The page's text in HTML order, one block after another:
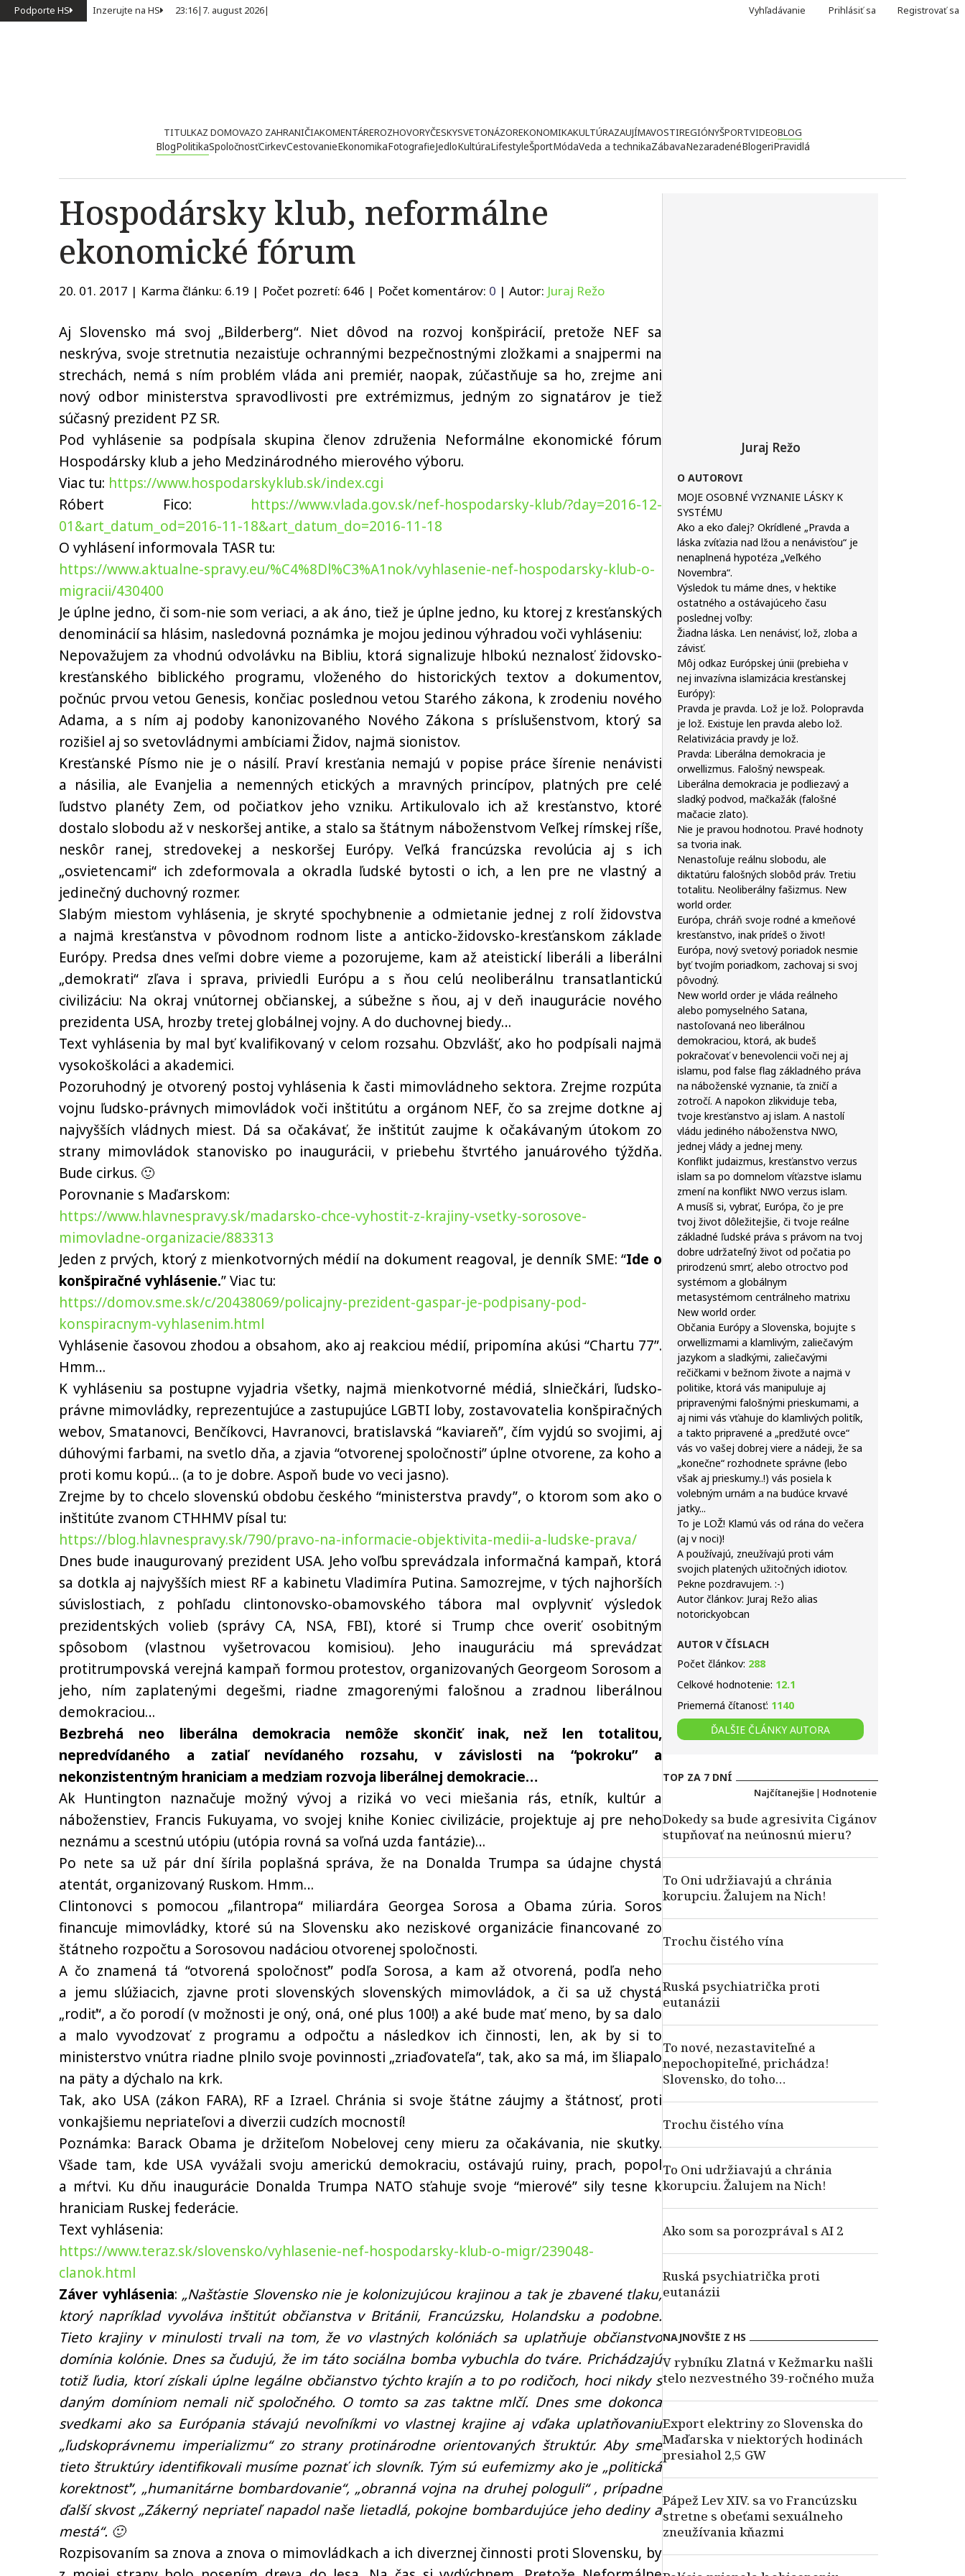
Podporte HS Inzerujte na HS 23:16| 7. august 2026| Vyhľadávanie Prihlásiť sa Registrovať sa
TITULKAZ DOMOVAZO ZAHRANIČIAKOMENTÁREROZHOVORYČESKYSVETONÁZOREKONOMIKAKULTÚRAZAUJÍMAVOSTIREGIÓNYŠPORTVIDEOBLOG
BlogPolitikaSpoločnosťCirkevCestovanieEkonomikaFotografieJedloKultúraLifestyleŠportMódaVeda a technikaZábavaNezaradenéBlogeriPravidlá
Hospodársky klub, neformálne
ekonomické fórum
20. 01. 2017 | Karma článku: 6.19 | Počet pozretí: 646 | Počet komentárov: 0 | Autor: Juraj Režo
Aj Slovensko má svoj „Bilderberg“. Niet dôvod na rozvoj konšpirácií, pretože NEF sa
neskrýva, svoje stretnutia nezaisťuje ochrannými bezpečnostnými zložkami a snajpermi na
strechách, nemá s ním problém vláda ani premiér, naopak, zúčastňuje sa ho, zrejme ani
nový odbor ministerstva spravodlivosti pre extrémizmus, jedným zo signatárov je tiež
súčasný prezident PZ SR.
Pod vyhlásenie sa podpísala skupina členov združenia Neformálne ekonomické fórum
Hospodársky klub a jeho Medzinárodného mierového výboru.
Viac tu: https://www.hospodarskyklub.sk/index.cgi
Róbert Fico: https://www.vlada.gov.sk/nef-hospodarsky-klub/?day=2016-12-
01&art_datum_od=2016-11-18&art_datum_do=2016-11-18
O vyhlásení informovala TASR tu:
https://www.aktualne-spravy.eu/%C4%8Dl%C3%A1nok/vyhlasenie-nef-hospodarsky-klub-o-
migracii/430400
Je úplne jedno, či som-nie som veriaci, a ak áno, tiež je úplne jedno, ku ktorej z kresťanských
denominácií sa hlásim, nasledovná poznámka je mojou jedinou výhradou voči vyhláseniu:
Nepovažujem za vhodnú odvolávku na Bibliu, ktorá signalizuje hlbokú neznalosť židovsko-
kresťanského biblického programu, vloženého do historických textov a dokumentov,
počnúc prvou vetou Genesis, končiac poslednou vetou Starého zákona, k zrodeniu nového
Adama, a s ním aj podoby kanonizovaného Nového Zákona s príslušenstvom, ktorý sa
rozišiel aj so svetovládnymi ambíciami Židov, najmä sionistov.
Kresťanské Písmo nie je o násilí. Praví kresťania nemajú v popise práce šírenie nenávisti
a násilia, ale Evanjelia a nemenných etických a mravných princípov, platných pre celé
ľudstvo planéty Zem, od počiatkov jeho vzniku. Artikulovalo ich až kresťanstvo, ktoré
dostalo slobodu až v neskoršej antike, a stalo sa štátnym náboženstvom Veľkej rímskej ríše,
neskôr ranej, stredovekej a neskoršej Európy. Veľká francúzska revolúcia aj s ich
„osvietencami“ ich zdeformovala a okradla ľudské bytosti o ich, a len pre ne vlastný a
jedinečný duchovný rozmer.
Slabým miestom vyhlásenia, je skryté spochybnenie a odmietanie jednej z rolí židovstva
a najmä kresťanstva v pôvodnom rodnom liste a anticko-židovsko-kresťanskom základe
Európy. Predsa dnes veľmi dobre vieme a pozorujeme, kam až ateistickí liberáli a liberálni
„demokrati“ zľava i sprava, priviedli Európu a s ňou celú neoliberálnu transatlantickú
civilizáciu: Na okraj vnútornej občianskej, a súbežne s ňou, aj v deň inaugurácie nového
prezidenta USA, hrozby tretej globálnej vojny. A do duchovnej biedy…
Text vyhlásenia by mal byť kvalifikovaný v celom rozsahu. Obzvlášť, ako ho podpísali najmä
vysokoškoláci a akademici.
Pozoruhodný je otvorený postoj vyhlásenia k časti mimovládneho sektora. Zrejme rozpúta
vojnu ľudsko-právnych mimovládok voči inštitútu a orgánom NEF, čo sa zrejme dotkne aj
najvyšších vládnych miest. Dá sa očakávať, že inštitút zaujme k očakávaným útokom zo
strany mimovládok stanovisko po inaugurácii, v priebehu štvrtého januárového týždňa.
Bude cirkus. 🙂
Porovnanie s Maďarskom:
https://www.hlavnespravy.sk/madarsko-chce-vyhostit-z-krajiny-vsetky-sorosove-
mimovladne-organizacie/883313
Jeden z prvých, ktorý z mienkotvorných médií na dokument reagoval, je denník SME: “Ide o
konšpiračné vyhlásenie.” Viac tu:
https://domov.sme.sk/c/20438069/policajny-prezident-gaspar-je-podpisany-pod-
konspiracnym-vyhlasenim.html
Vyhlásenie časovou zhodou a obsahom, ako aj reakciou médií, pripomína akúsi “Chartu 77”.
Hmm…
K vyhláseniu sa postupne vyjadria všetky, najmä mienkotvorné médiá, slniečkári, ľudsko-
právne mimovládky, reprezentujúce a zastupujúce LGBTI loby, zostavovatelia konšpiračných
webov, Smatanovci, Benčíkovci, Havranovci, bratislavská “kaviareň”, čím vyjdú so svojimi, aj
dúhovými farbami, na svetlo dňa, a zjavia “otvorenej spoločnosti” úplne otvorene, za koho a
proti komu kopú… (a to je dobre. Aspoň bude vo veci jasno).
Zrejme by to chcelo slovenskú obdobu českého “ministerstva pravdy”, o ktorom som ako o
inštitúte zvanom CTHHMV písal tu:
https://blog.hlavnespravy.sk/790/pravo-na-informacie-objektivita-medii-a-ludske-prava/
Dnes bude inaugurovaný prezident USA. Jeho voľbu sprevádzala informačná kampaň, ktorá
sa dotkla aj najvyšších miest RF a kabinetu Vladimíra Putina. Samozrejme, v tých najhorších
súvislostiach, z pohľadu clintonovsko-obamovského tábora mal ovplyvniť výsledok
prezidentských volieb (správy CA, NSA, FBI), ktoré si Trump chce overiť osobitným
spôsobom (vlastnou vyšetrovacou komisiou). Jeho inauguráciu má sprevádzať
protitrumpovská verejná kampaň formou protestov, organizovaných Georgeom Sorosom a
jeho, ním zaplatenými degešmi, riadne zmagorenými falošnou a zradnou liberálnou
demokraciou…
Bezbrehá neo liberálna demokracia nemôže skončiť inak, než len totalitou,
nepredvídaného a zatiaľ nevídaného rozsahu, v závislosti na “pokroku” a
nekonzistentným hraniciam a medziam rozvoja liberálnej demokracie…
Ak Huntington naznačuje možný vývoj a riziká vo veci miešania rás, etník, kultúr a
náboženstiev, Francis Fukuyama, vo svojej knihe Koniec civilizácie, projektuje aj pre neho
neznámu a scestnú utópiu (utópia rovná sa voľná uzda fantázie)…
Po nete sa už pár dní šírila poplašná správa, že na Donalda Trumpa sa údajne chystá
atentát, organizovaný Ruskom. Hmm…
Clintonovci s pomocou „filantropa“ miliardára Georgea Sorosa a Obama zúria. Soros
financuje mimovládky, ktoré sú na Slovensku ako neziskové organizácie financované zo
štátneho rozpočtu a Sorosovou nadáciou otvorenej spoločnosti.
A čo znamená tá “otvorená spoločnosť” podľa Sorosa, a kam až otvorená, podľa neho
a jemu slúžiacich, zjavne proti slovenských slovenských mimovládok, a či sa už chystá
„rodiť“, a čo porodí (v možnosti je oný, oná, oné plus 100!) a aké bude mať meno, by sa dalo
a malo vyvodzovať z programu a odpočtu a následkov ich činnosti, len, ak by si to
ministerstvo vnútra riadne plnilo svoje povinnosti „zriaďovateľa“, tak, ako sa má, im šliapalo
na päty a dýchalo na krk.
Tak, ako USA (zákon FARA), RF a Izrael. Chránia si svoje štátne záujmy a štátnosť, proti
vonkajšiemu nepriateľovi a diverzii cudzích mocností!
Poznámka: Barack Obama je držiteľom Nobelovej ceny mieru za očakávania, nie skutky.
Všade tam, kde USA vyvážali svoju americkú demokraciu, ostávajú ruiny, prach, popol
a mŕtvi. Ku dňu inaugurácie Donalda Trumpa NATO sťahuje svoje “mierové” sily tesne k
hraniciam Ruskej federácie.
Text vyhlásenia:
https://www.teraz.sk/slovensko/vyhlasenie-nef-hospodarsky-klub-o-migr/239048-
clanok.html
Záver vyhlásenia: „Našťastie Slovensko nie je kolonizujúcou krajinou a tak je zbavené tlaku,
ktorý napríklad vyvoláva inštitút občianstva v Británii, Francúzsku, Holandsku a podobne.
Tieto krajiny v minulosti trvali na tom, že vo vlastných kolóniách sa uplatňuje občianstvo
domínia kolónie. Dnes sa čudujú, že im táto sociálna bomba vybuchla do tváre. Prichádzajú
totiž ľudia, ktorí získali úplne legálne občianstvo týchto krajín a to po rodičoch, hoci nikdy s
daným domíniom nemali nič spoločného. O tomto sa zas taktne mlčí. Dnes sme dokonca
svedkami ako sa Európania stávajú nevoľníkmi vo vlastnej krajine aj vďaka uplatňovaniu
„ľudskoprávnemu imperializmu“ zo strany protinárodne orientovaných štruktúr. Aby sme
tieto štruktúry identifikovali musíme poznať ich slovník. Tým sú eufemizmy ako je „politická
korektnosť“, „humanitárne bombardovanie“, „obranná vojna na druhej pologuli“ , prípadne
ďalší skvost „Zákerný nepriateľ napadol naše lietadlá, pokojne bombardujúce jeho dediny a
mestá“. 🙂
Rozpisovaním sa znova a znova o mimovládkach a ich diverznej činnosti proti Slovensku, by
Juraj Režo
O AUTOROVI
MOJE OSOBNÉ VYZNANIE LÁSKY K
SYSTÉMU
Ako a eko ďalej? Okrídlené „Pravda a
láska zvíťazia nad lžou a nenávisťou“ je
nenaplnená hypotéza „Veľkého
Novembra“.
Výsledok tu máme dnes, v hektike
ostatného a ostávajúceho času
poslednej voľby:
Žiadna láska. Len nenávisť, lož, zloba a
závisť.
Môj odkaz Európskej únii (prebieha v
nej invazívna islamizácia kresťanskej
Európy):
Pravda je pravda. Lož je lož. Polopravda
je lož. Existuje len pravda alebo lož.
Relativizácia pravdy je lož.
Pravda: Liberálna demokracia je
orwellizmus. Falošný newspeak.
Liberálna demokracia je podliezavý a
sladký podvod, mačkažák (falošné
mačacie zlato).
Nie je pravou hodnotou. Pravé hodnoty
sa tvoria inak.
Nenastoľuje reálnu slobodu, ale
diktatúru falošných slobôd práv. Tretiu
totalitu. Neoliberálny fašizmus. New
world order.
Európa, chráň svoje rodné a kmeňové
kresťanstvo, inak prídeš o život!
Európa, nový svetový poriadok nesmie
byť tvojím poriadkom, zachovaj si svoj
pôvodný.
New world order je vláda reálneho
alebo pomyselného Satana,
nastoľovaná neo liberálnou
demokraciou, ktorá, ak budeš
pokračovať v benevolencii voči nej aj
islamu, pod false flag základného práva
na náboženské vyznanie, ťa zničí a
zotročí. A napokon zlikviduje teba,
tvoje kresťanstvo aj islam. A nastolí
vládu jediného náboženstva NWO,
jednej vlády a jednej meny.
Konflikt judaizmus, kresťanstvo verzus
islam sa po domnelom víťazstve islamu
zmení na konflikt NWO verzus islam.
A musíš si, vybrať, Európa, čo je pre
tvoj život dôležitejšie, či tvoje reálne
základné ľudské práva s právom na tvoj
dobre udržateľný život od počatia po
prirodzenú smrť, alebo otroctvo pod
systémom a globálnym
metasystémom centrálneho matrixu
New world order.
Občania Európy a Slovenska, bojujte s
orwellizmami a klamlivým, zaliečavým
jazykom a sladkými, zaliečavými
rečičkami v bežnom živote a najmä v
politike, ktorá vás manipuluje aj
pripravenými falošnými prieskumami, a
aj nimi vás vťahuje do klamlivých politík,
a takto pripravené a „predžuté ovce“
vás vo vašej dobrej viere a nádeji, že sa
„konečne“ rozhodnete správne (lebo
však aj prieskumy..!) vás posiela k
volebným urnám a na budúce krvavé
jatky...
To je LOŽ! Klamú vás od rána do večera
(aj v noci)!
A používajú, zneužívajú proti vám
svojich platených užitočných idiotov.
Pekne pozdravujem. :-)
Autor článkov: Juraj Režo alias
notorickyobcan
AUTOR V ČÍSLACH
Počet článkov: 288
Celkové hodnotenie: 12.1
Priemerná čítanosť: 1140
ĎALŠIE ČLÁNKY AUTORA
TOP ZA 7 DNÍ
Najčítanejšie | Hodnotenie
Dokedy sa bude agresivita Cigánov
stupňovať na neúnosnú mieru?
To Oni udržiavajú a chránia
korupciu. Žalujem na Nich!
Trochu čistého vína
Ruská psychiatrička proti
eutanázii
To nové, nezastaviteľné a
nepochopiteľné, prichádza!
Slovensko, do toho…
Trochu čistého vína
To Oni udržiavajú a chránia
korupciu. Žalujem na Nich!
Ako som sa porozprával s AI 2
Ruská psychiatrička proti
eutanázii
NAJNOVŠIE Z HS
V rybníku Zlatná v Kežmarku našli
telo nezvestného 39-ročného muža
Export elektriny zo Slovenska do
Maďarska v niektorých hodinách
presiahol 2,5 GW
Pápež Lev XIV. sa vo Francúzsku
stretne s obeťami sexuálneho
zneužívania kňazmi